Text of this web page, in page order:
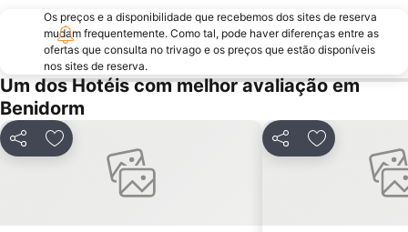
El Portet
Port de Denia
Cala Granadella
Raco de Loix
Estación de Autobuses de Alicante
Ermita de Sanz
Parc d'Elx
Campoamor
Casino Mediterráneo
Os preços e a disponibilidade que recebemos dos sites de reserva
mudam frequentemente. Como tal, pode haver diferenças entre as
ofertas que consulta no trivago e os preços que estão disponíveis
nos sites de reserva.
Um dos Hotéis com melhor avaliação em
Benidorm
PartilharAdicionar aos favoritos PartilharAdicionar